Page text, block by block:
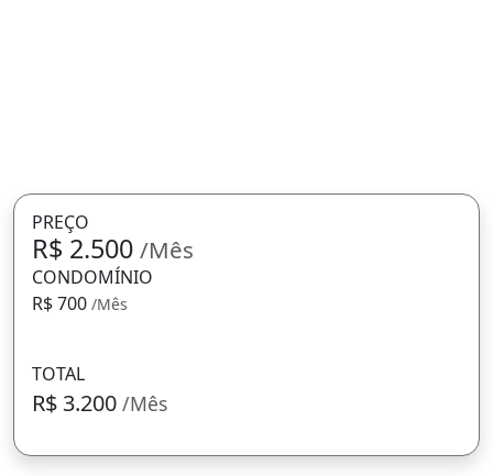
PREÇO
R$ 2.500 /Mês
CONDOMÍNIO
R$ 700 /Mês
TOTAL
R$ 3.200 /Mês